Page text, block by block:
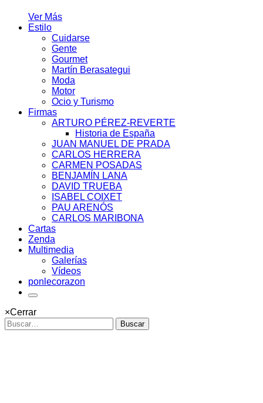
Ver Más
Estilo
Cuidarse
Gente
Gourmet
Martín Berasategui
Moda
Motor
Ocio y Turismo
Firmas
ARTURO PÉREZ-REVERTE
Historia de España
JUAN MANUEL DE PRADA
CARLOS HERRERA
CARMEN POSADAS
BENJAMÍN LANA
DAVID TRUEBA
ISABEL COIXET
PAU ARENÓS
CARLOS MARIBONA
Cartas
Zenda
Multimedia
Galerías
Vídeos
ponlecorazon
×Cerrar
Buscar